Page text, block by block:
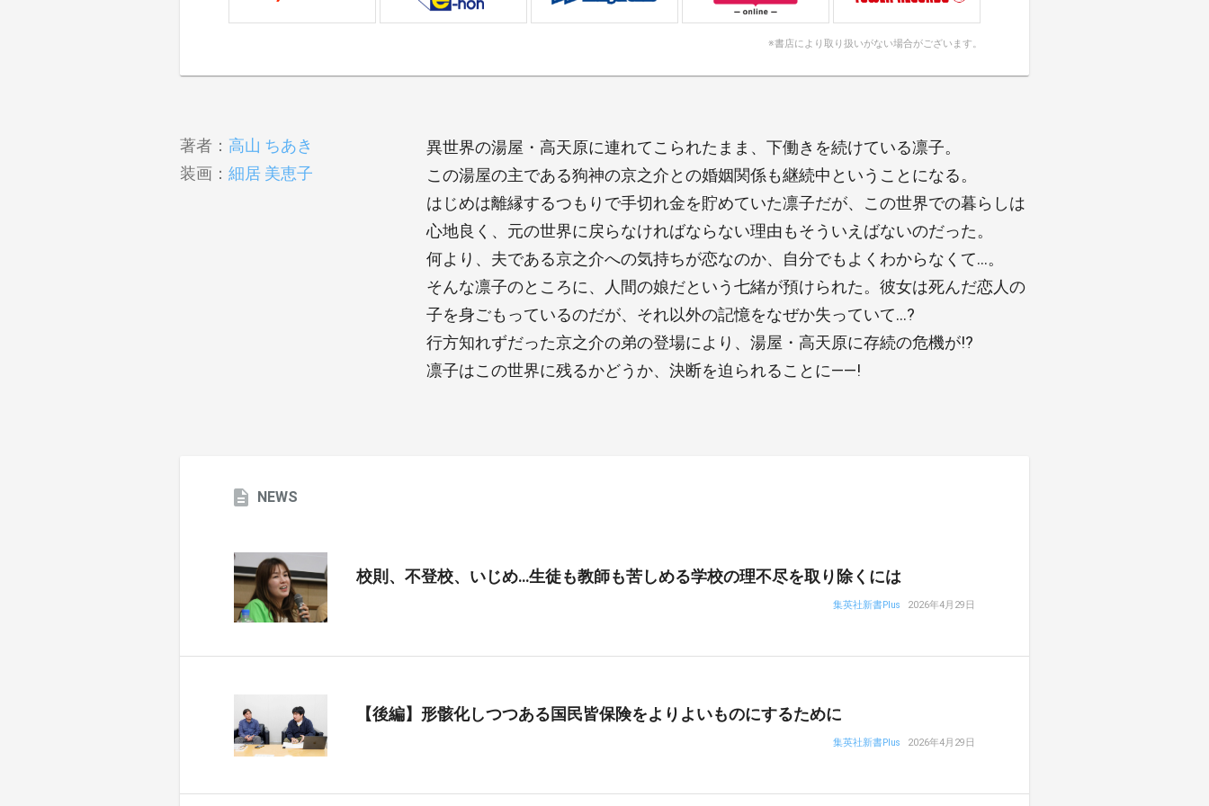
※書店により取り扱いがない場合がございます。
著者： 高山 ちあき
装画： 細居 美恵子
異世界の湯屋・高天原に連れてこられたまま、下働きを続けている凛子。
この湯屋の主である狗神の京之介との婚姻関係も継続中ということになる。
はじめは離縁するつもりで手切れ金を貯めていた凛子だが、この世界での暮らしは
心地良く、元の世界に戻らなければならない理由もそういえばないのだった。
何より、夫である京之介への気持ちが恋なのか、自分でもよくわからなくて…。
そんな凛子のところに、人間の娘だという七緒が預けられた。彼女は死んだ恋人の
子を身ごもっているのだが、それ以外の記憶をなぜか失っていて…?
行方知れずだった京之介の弟の登場により、湯屋・高天原に存続の危機が!?
凛子はこの世界に残るかどうか、決断を迫られることに――!
NEWS
校則、不登校、いじめ…生徒も教師も苦しめる学校の理不尽を取り除くには
集英社新書Plus 2026年4月29日
【後編】形骸化しつつある国民皆保険をよりよいものにするために
集英社新書Plus 2026年4月29日